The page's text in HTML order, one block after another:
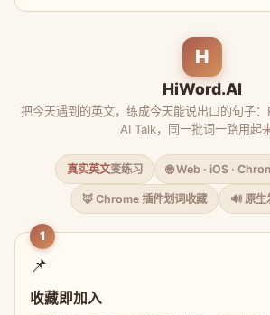
H
HiWord.AI
把今天遇到的英文，练成今天能说出口的句子
AI Talk，同一批词一路用起来
真实英文变练习 🌐 Web · iOS ·
🦊 Chrome 插件划词收藏 🔊 原生
1
📌
收藏即加入